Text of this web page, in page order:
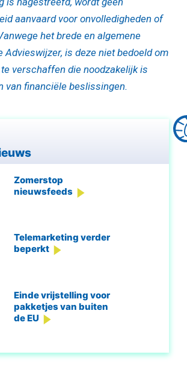
aanvaard voor onvolledigheden of
het brede en algemene
Advieswijzer, is deze niet bedoeld om
verschaffen die noodzakelijk is
van financiële beslissingen.
Zomerstop
nieuwsfeeds
Telemarketing verder
beperkt
Einde vrijstelling voor
pakketjes van buiten
de EU